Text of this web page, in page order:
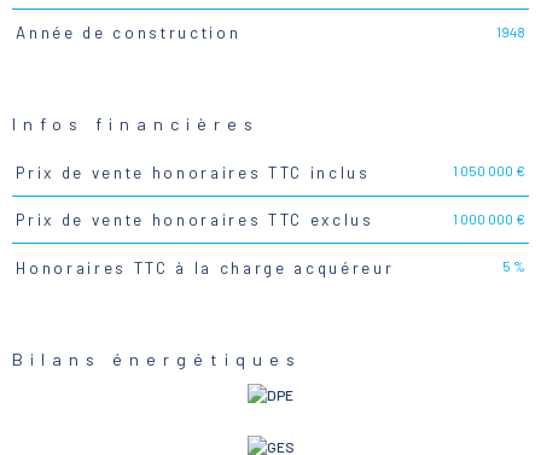
Année de construction 1948
Infos financières
Caractéristiques Valeurs
Prix de vente honoraires TTC inclus 1 050 000 €
Prix de vente honoraires TTC exclus 1 000 000 €
Honoraires TTC à la charge acquéreur 5 %
Bilans énergétiques